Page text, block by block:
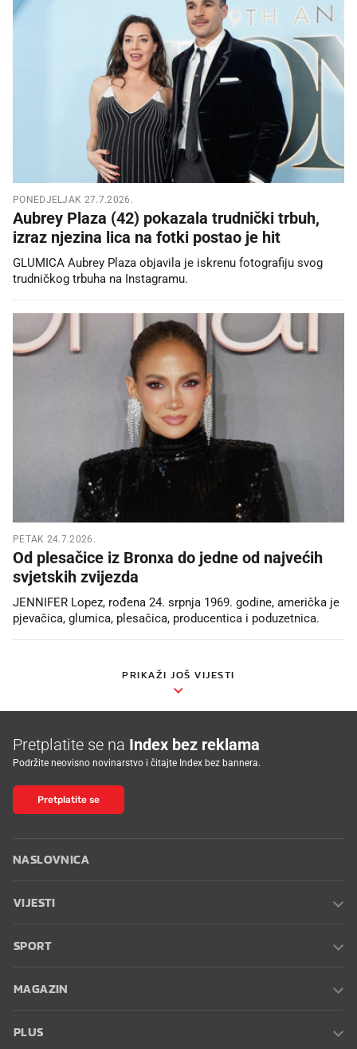
PONEDJELJAK 27.7.2026.
Aubrey Plaza (42) pokazala trudnički trbuh,
izraz njezina lica na fotki postao je hit
GLUMICA Aubrey Plaza objavila je iskrenu fotografiju svog
trudničkog trbuha na Instagramu.
PETAK 24.7.2026.
Od plesačice iz Bronxa do jedne od najvećih
svjetskih zvijezda
JENNIFER Lopez, rođena 24. srpnja 1969. godine, američka je
pjevačica, glumica, plesačica, producentica i poduzetnica.
PRIKAŽI JOŠ VIJESTI
Pretplatite se na Index bez reklama
Podržite neovisno novinarstvo i čitajte Index bez bannera.
Pretplatite se
NASLOVNICA
VIJESTI
SPORT
MAGAZIN
PLUS